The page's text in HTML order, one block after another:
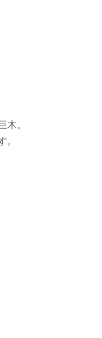
木。
。